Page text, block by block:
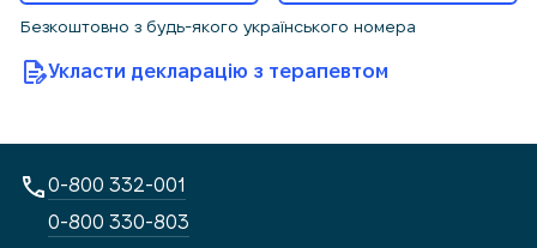
Безкоштовно з будь-якого українського номера
Укласти декларацію з терапевтом
0-800 332-001
0-800 330-803